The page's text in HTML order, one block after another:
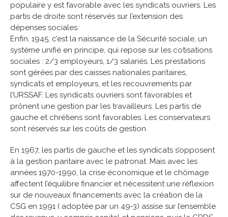
populaire y est favorable avec les syndicats ouvriers. Les
partis de droite sont réservés sur l’extension des
dépenses sociales.
Enfin, 1945, c’est la naissance de la Sécurité sociale, un
système unifié en principe, qui repose sur les cotisations
sociales : 2/3 employeurs, 1/3 salariés. Les prestations
sont gérées par des caisses nationales paritaires,
syndicats et employeurs, et les recouvrements par
l’URSSAF. Les syndicats ouvriers sont favorables et
prônent une gestion par les travailleurs. Les partis de
gauche et chrétiens sont favorables. Les conservateurs
sont réservés sur les coûts de gestion.
En 1967, les partis de gauche et les syndicats s’opposent
à la gestion paritaire avec le patronat. Mais avec les
années 1970-1990, la crise économique et le chômage
affectent l’équilibre financier et nécessitent une réflexion
sur de nouveaux financements avec la création de la
CSG en 1991 ( adoptée par un 49-3) assise sur l’ensemble